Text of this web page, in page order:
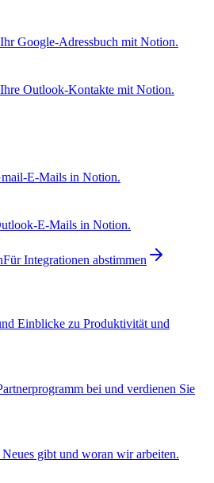
Google-Adressbuch mit Notion.
Outlook-Kontakte mit Notion.
E-Mails in Notion.
E-Mails in Notion.
Für Integrationen abstimmen
Einblicke zu Produktivität und
bei und verdienen Sie
gibt und woran wir arbeiten.